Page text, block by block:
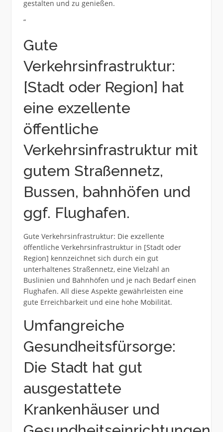
gestalten und zu genießen.
“
Gute
Verkehrsinfrastruktur:
[Stadt oder Region] hat
eine exzellente
öffentliche
Verkehrsinfrastruktur mit
gutem Straßennetz,
Bussen, bahnhöfen und
ggf. Flughafen.
Gute Verkehrsinfrastruktur: Die exzellente
öffentliche Verkehrsinfrastruktur in [Stadt oder
Region] kennzeichnet sich durch ein gut
unterhaltenes Straßennetz, eine Vielzahl an
Buslinien und Bahnhöfen und je nach Bedarf einen
Flughafen. All diese Aspekte gewährleisten eine
gute Erreichbarkeit und eine hohe Mobilität.
Umfangreiche
Gesundheitsfürsorge:
Die Stadt hat gut
ausgestattete
Krankenhäuser und